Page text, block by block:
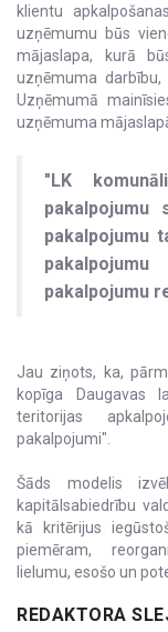
klientu
uzņēmumu būs
mājaslapa, kurā
uzņēmuma darbību,
Uzņēmumā
uzņēmuma
"LK
pakalpojumu
pakalpojumu
pakalpojumu
Jau ziņots, ka,
kopīga Daugavas
teritorijas
pakalpojumi".
Šāds modelis
kapitālsabiedrību
kā kritērijus
piemēram,
lielumu, esošo un
REDAKTORA